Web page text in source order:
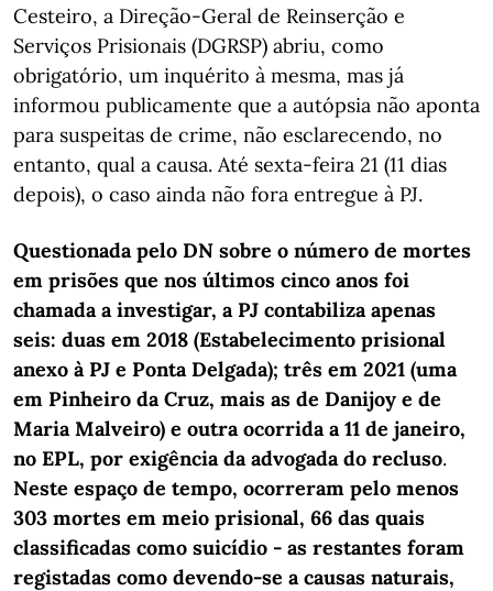
Cesteiro, a Direção-Geral de Reinserção e
Serviços Prisionais (DGRSP) abriu, como
obrigatório, um inquérito à mesma, mas já
informou publicamente que a autópsia não aponta
para suspeitas de crime, não esclarecendo, no
entanto, qual a causa. Até sexta-feira 21 (11 dias
depois), o caso ainda não fora entregue à PJ.
Questionada pelo DN sobre o número de mortes
em prisões que nos últimos cinco anos foi
chamada a investigar, a PJ contabiliza apenas
seis: duas em 2018 (Estabelecimento prisional
anexo à PJ e Ponta Delgada); três em 2021 (uma
em Pinheiro da Cruz, mais as de Danijoy e de
Maria Malveiro) e outra ocorrida a 11 de janeiro,
no EPL, por exigência da advogada do recluso.
Neste espaço de tempo, ocorreram pelo menos
303 mortes em meio prisional, 66 das quais
classificadas como suicídio - as restantes foram
registadas como devendo-se a causas naturais,